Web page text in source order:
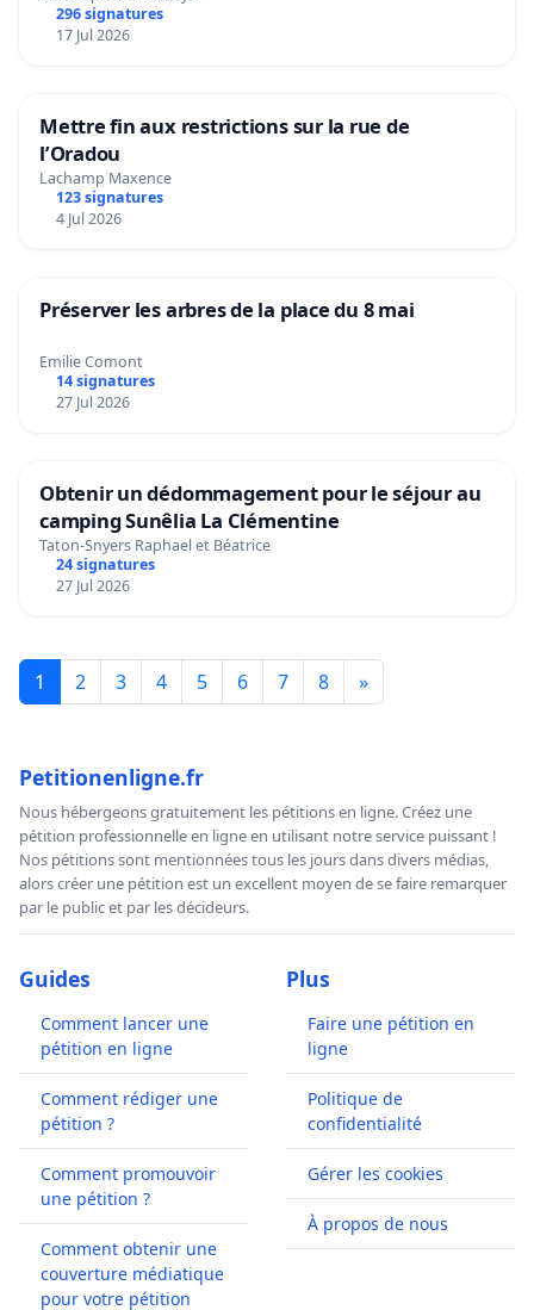
296 signatures
17 Jul 2026
Mettre fin aux restrictions sur la rue de
l’Oradou
Lachamp Maxence
123 signatures
4 Jul 2026
Préserver les arbres de la place du 8 mai
Emilie Comont
14 signatures
27 Jul 2026
Obtenir un dédommagement pour le séjour au
camping Sunêlia La Clémentine
Taton-Snyers Raphael et Béatrice
24 signatures
27 Jul 2026
1 2 3 4 5 6 7 8 »
Petitionenligne.fr
Nous hébergeons gratuitement les pétitions en ligne. Créez une
pétition professionnelle en ligne en utilisant notre service puissant !
Nos pétitions sont mentionnées tous les jours dans divers médias,
alors créer une pétition est un excellent moyen de se faire remarquer
par le public et par les décideurs.
Guides
Comment lancer une
pétition en ligne
Comment rédiger une
pétition ?
Comment promouvoir
une pétition ?
Comment obtenir une
couverture médiatique
pour votre pétition
Plus
Faire une pétition en
ligne
Politique de
confidentialité
Gérer les cookies
À propos de nous